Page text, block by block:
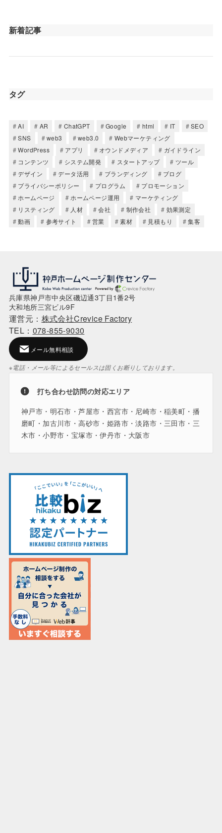
新着記事
タグ
AI AR ChatGPT Google html IT
SEO
SNS
web3 web3.0
Webマーケティング
WordPress
アプリ オウンドメディア
ガイドライン
コンテンツ
システム開発 スタートアップ
ツール
デザイン
データ活用 ブランディング
ブログ
プライバシーポリシー
プログラム
プロモーション
ホームページ
ホームページ運用
マーケティング
リスティング
人材 会社 制作会社
効果測定
動画
参考サイト 営業 素材 見積もり 集客
兵庫県神戸市中央区磯辺通3丁目1番2号
大和地所三宮ビル9F
運営元： 株式会社Crevice Factory
TEL： 078-855-9030
メール無料相談
※電話・メール等によるセールスは固くお断りしております。
打ち合わせ訪問の対応エリア
神戸市・明石市・芦屋市・西宮市・尼崎市・稲美町・播
磨町・加古川市・高砂市・姫路市・淡路市・三田市・三
木市・小野市・宝塚市・伊丹市・大阪市